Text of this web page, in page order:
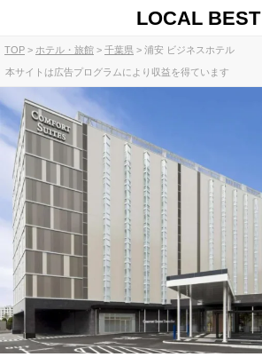
LOCAL BEST
TOP ホテル・旅館 千葉県 浦安 ビジネスホテル
本サイトは広告プログラムにより収益を得ています